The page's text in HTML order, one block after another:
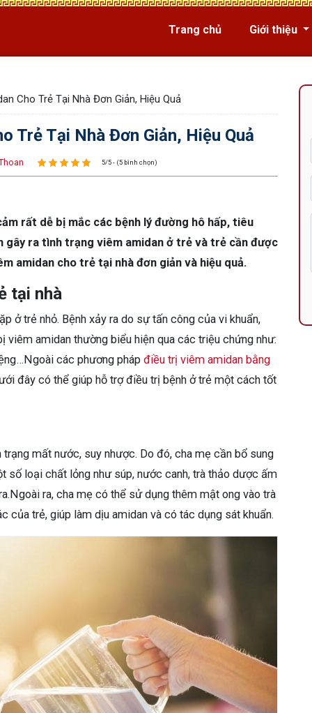
Trang chủ Giới thiệu
Cho Trẻ Tại Nhà Đơn Giản, Hiệu Quả
Trẻ Tại Nhà Đơn Giản, Hiệu Quả
5/5 - (5 bình chọn)
rất dễ bị mắc các bệnh lý đường hô hấp, tiêu
gây ra tình trạng viêm amidan ở trẻ và trẻ cần được
amidan cho trẻ tại nhà đơn giản và hiệu quả.
tại nhà
ở trẻ nhỏ. Bệnh xảy ra do sự tấn công của vi khuẩn,
viêm amidan thường biểu hiện qua các triệu chứng như:
các phương pháp điều trị viêm amidan bằng
đây có thể giúp hỗ trợ điều trị bệnh ở trẻ một cách tốt
mất nước, suy nhược. Do đó, cha mẹ cần bổ sung
số loại chất lỏng như súp, nước canh, trà thảo dược ấm
ra, cha mẹ có thể sử dụng thêm mật ong vào trà
trẻ, giúp làm dịu amidan và có tác dụng sát khuẩn.